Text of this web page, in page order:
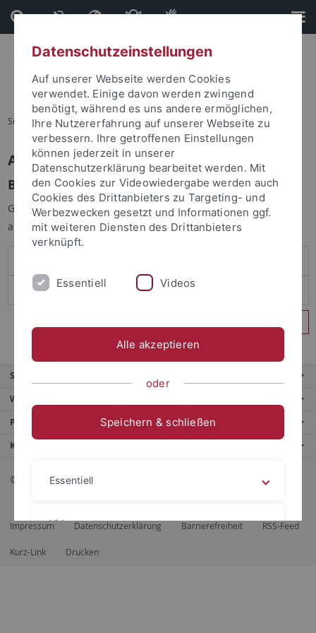
Direkt
zum
Inhalt
Direkt
zur
Fußleiste
Sie sind hier: Startseite
Anmelden
Benutzeranmeldung
Geben Sie Ihren Benutzernamen und Ihr Passwort an um sich
anzumelden:
Service
Weitere Angebote
Portale
Kontaktinfo
© 2026 Eberhard Karls Universität Tübingen, Tübingen
Impressum Datenschutzerklärung Barrierefreiheit RSS-Feed
Kurz-Link Drucken
Datenschutzeinstellungen
Auf unserer Webseite werden Cookies
verwendet. Einige davon werden zwingend
benötigt, während es uns andere ermöglichen,
Ihre Nutzererfahrung auf unserer Webseite zu
verbessern. Ihre getroffenen Einstellungen
können jederzeit in unserer
Datenschutzerklärung bearbeitet werden. Mit
den Cookies zur Videowiedergabe werden auch
Cookies des Drittanbieters zu Targeting- und
Werbezwecken gesetzt und Informationen ggf.
mit weiteren Diensten des Drittanbieters
verknüpft.
Essentiell Videos
Alle akzeptieren
oder
Speichern & schließen
Essentiell
Videos